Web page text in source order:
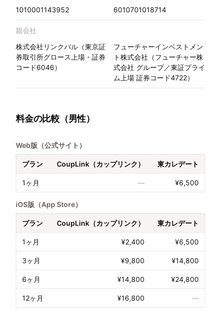
1010001143952
6010701018714
親会社
株式会社リンクバル（東京証
券取引所グロース上場・証券
コード6046）
フューチャーインベストメン
ト株式会社（フューチャー株
式会社 グループ／東証プライ
ム上場 証券コード4722）
料金の比較（男性）
Web版（公式サイト）
プラン CoupLink（カップリンク） 東カレデート
1ヶ月 — ¥6,500
iOS版（App Store）
プラン CoupLink（カップリンク） 東カレデート
1ヶ月 ¥2,400 ¥6,500
3ヶ月 ¥9,800 ¥14,800
6ヶ月 ¥14,800 ¥24,800
12ヶ月 ¥16,800 —